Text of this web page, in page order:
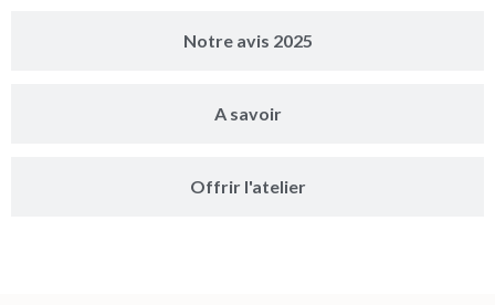
Notre avis 2025
A savoir
Offrir l'atelier